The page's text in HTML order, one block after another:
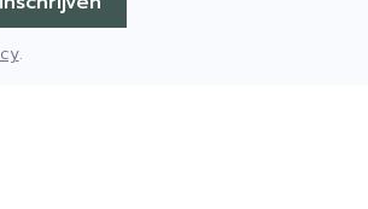
.